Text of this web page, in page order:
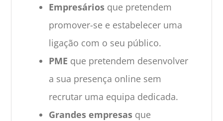
Empresáriosque pretendem
promover-se e estabelecer uma
ligação com o seu público.
PME que pretendem desenvolver
a sua presença online sem
recrutar uma equipa dedicada.
Grandes empresasque